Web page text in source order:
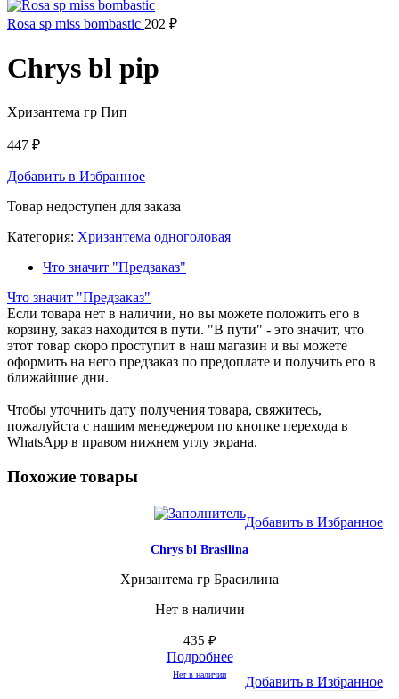
Rosa sp miss bombastic 202 ₽
Chrys bl pip
Хризантема гр Пип
447 ₽
Добавить в Избранное
Товар недоступен для заказа
Категория: Хризантема одноголовая
Что значит "Предзаказ"
Что значит "Предзаказ"
Если товара нет в наличии, но вы можете положить его в
корзину, заказ находится в пути. "В пути" - это значит, что
этот товар скоро проступит в наш магазин и вы можете
оформить на него предзаказ по предоплате и получить его в
ближайшие дни.
Чтобы уточнить дату получения товара, свяжитесь,
пожалуйста с нашим менеджером по кнопке перехода в
WhatsApp в правом нижнем углу экрана.
Похожие товары
Добавить в Избранное
Chrys bl Brasilina
Хризантема гр Брасилина
Нет в наличии
435 ₽
Подробнее
Нет в наличии Добавить в Избранное